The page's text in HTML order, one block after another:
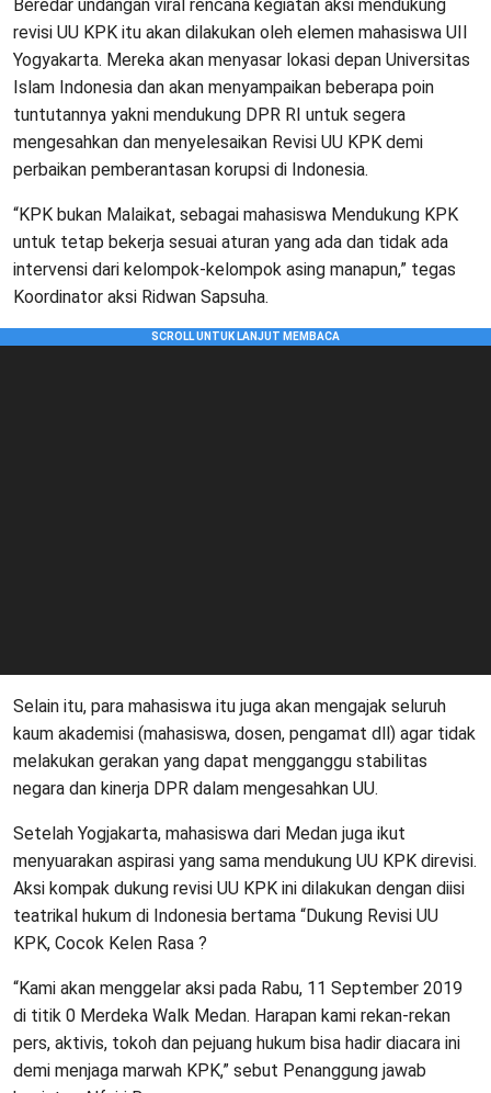
Beredar undangan viral rencana kegiatan aksi mendukung
revisi UU KPK itu akan dilakukan oleh elemen mahasiswa UII
Yogyakarta. Mereka akan menyasar lokasi depan Universitas
Islam Indonesia dan akan menyampaikan beberapa poin
tuntutannya yakni mendukung DPR RI untuk segera
mengesahkan dan menyelesaikan Revisi UU KPK demi
perbaikan pemberantasan korupsi di Indonesia.
“KPK bukan Malaikat, sebagai mahasiswa Mendukung KPK
untuk tetap bekerja sesuai aturan yang ada dan tidak ada
intervensi dari kelompok-kelompok asing manapun,” tegas
Koordinator aksi Ridwan Sapsuha.
Selain itu, para mahasiswa itu juga akan mengajak seluruh
kaum akademisi (mahasiswa, dosen, pengamat dll) agar tidak
melakukan gerakan yang dapat mengganggu stabilitas
negara dan kinerja DPR dalam mengesahkan UU.
Setelah Yogjakarta, mahasiswa dari Medan juga ikut
menyuarakan aspirasi yang sama mendukung UU KPK direvisi.
Aksi kompak dukung revisi UU KPK ini dilakukan dengan diisi
teatrikal hukum di Indonesia bertama “Dukung Revisi UU
KPK, Cocok Kelen Rasa ?
“Kami akan menggelar aksi pada Rabu, 11 September 2019
di titik 0 Merdeka Walk Medan. Harapan kami rekan-rekan
pers, aktivis, tokoh dan pejuang hukum bisa hadir diacara ini
demi menjaga marwah KPK,” sebut Penanggung jawab